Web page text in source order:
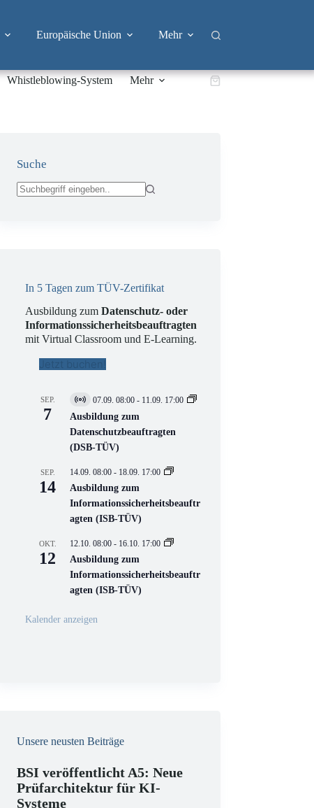
Europäische Union Mehr
Whistleblowing-System Mehr Warenkorb
Suche
In 5 Tagen zum TÜV-Zertifikat
Ausbildung zumDatenschutz- oder
Informationssicherheitsbeauftragten
mit Virtual Classroom und E-Learning.
Jetzt buchen!
SEP.
7
V
i
t
u
l
V
e
r
n
s
t
a
t
n
07.09. 08:00 - 11.09. 17:00
Ausbildung zum
Datenschutzbeauftragten
(DSB-TÜV)
SEP.
14
14.09. 08:00 - 18.09. 17:00
Ausbildung zum
Informationssicherheitsbeauftr
agten (ISB-TÜV)
OKT.
12
12.10. 08:00 - 16.10. 17:00
Ausbildung zum
Informationssicherheitsbeauftr
agten (ISB-TÜV)
Kalender anzeigen
Unsere neusten Beiträge
BSI veröffentlicht A5: Neue
Prüfarchitektur für KI-
Systeme